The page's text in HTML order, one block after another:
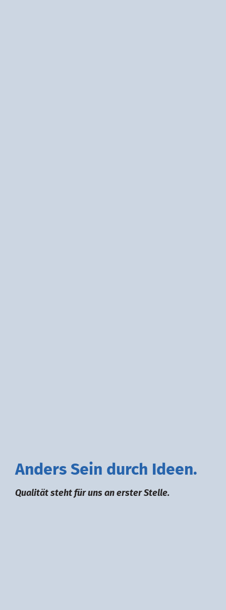
Anders Sein durch deen.
Qualität steht für uns an erster Stelle.